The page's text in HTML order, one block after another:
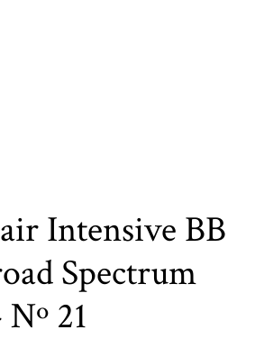
Intensive BB
Spectrum
21